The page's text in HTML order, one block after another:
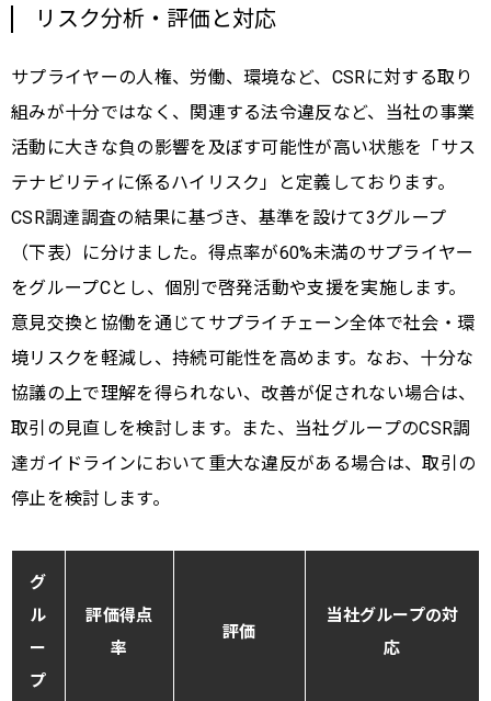
リスク分析・評価と対応
サプライヤーの人権、労働、環境など、CSRに対する取り
組みが十分ではなく、関連する法令違反など、当社の事業
活動に大きな負の影響を及ぼす可能性が高い状態を「サス
テナビリティに係るハイリスク」と定義しております。
CSR調達調査の結果に基づき、基準を設けて3グループ
（下表）に分けました。得点率が60%未満のサプライヤー
をグループCとし、個別で啓発活動や支援を実施します。
意見交換と協働を通じてサプライチェーン全体で社会・環
境リスクを軽減し、持続可能性を高めます。なお、十分な
協議の上で理解を得られない、改善が促されない場合は、
取引の見直しを検討します。また、当社グループのCSR調
達ガイドラインにおいて重大な違反がある場合は、取引の
停止を検討します。
グ
ル
ー
プ
評価得点
率
評価
当社グループの対
応